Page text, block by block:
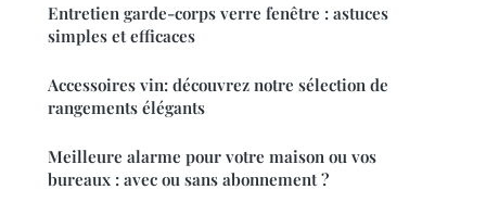
Entretien garde-corps verre fenêtre : astuces
simples et efficaces
Accessoires vin: découvrez notre sélection de
rangements élégants
Meilleure alarme pour votre maison ou vos
bureaux : avec ou sans abonnement ?